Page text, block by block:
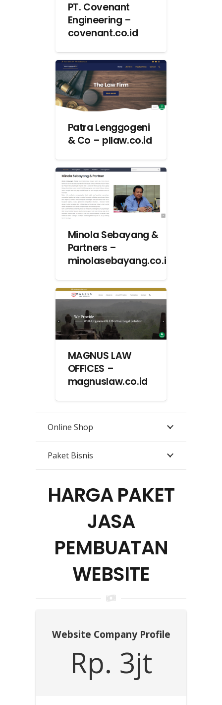
PT. Covenant
Engineering –
covenant.co.id
Patra Lenggogeni
& Co – pllaw.co.id
Minola Sebayang &
Partners –
minolasebayang.co.id
MAGNUS LAW
OFFICES –
magnuslaw.co.id
Online Shop
Paket Bisnis
HARGA PAKET
JASA
PEMBUATAN
WEBSITE
Website Company Profile
Rp. 3jt